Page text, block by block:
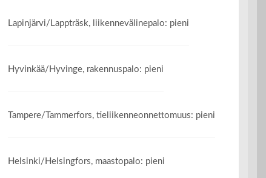
Lapinjärvi/Lappträsk, liikennevälinepalo: pieni
Hyvinkää/Hyvinge, rakennuspalo: pieni
Tampere/Tammerfors, tieliikenneonnettomuus: pieni
Helsinki/Helsingfors, maastopalo: pieni